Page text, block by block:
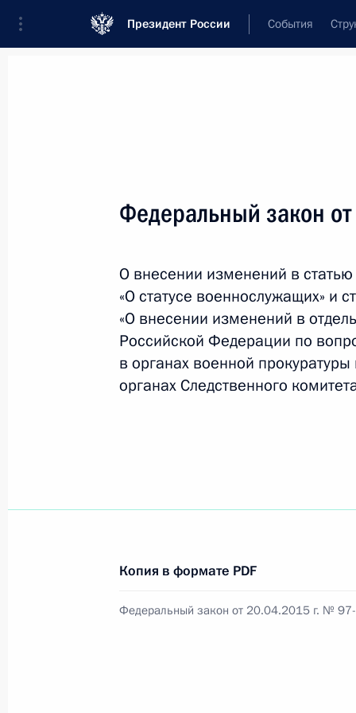
Президент России События
Текст в документе
Вид документа
Все
Дата вступления в силу... или
26 июля 2026 года
О внесении изменений в статью 11
26 июля 2026 года
Федеральный закон
О внесении изменений в
«О статусе военнослужащих» и
«О внесении изменений в
Российской Федерации по
в органах военной
органах Следственного
Копия в формате PDF
Федеральный закон от 20.04.2015 г. №